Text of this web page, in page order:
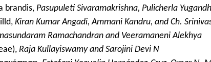
brandis, Pasupuleti Sivaramakrishna, Pulicherla
Kiran Kumar Angadi, Ammani Kandru, and Ch.
Ramachandran and Veeramaneni Alekhya
Raja Kullayiswamy and Sarojini Devi N